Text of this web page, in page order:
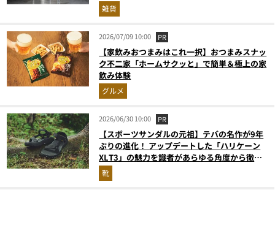
雑貨
2026/07/09 10:00 PR
【家飲みおつまみはこれ一択】おつまみスナッ
ク不二家「ホームサクッと」で簡単＆極上の家
飲み体験
グルメ
2026/06/30 10:00 PR
【スポーツサンダルの元祖】テバの名作が9年
ぶりの進化！ アップデートした「ハリケーン
XLT3」の魅力を識者があらゆる角度から徹底
解説！
靴